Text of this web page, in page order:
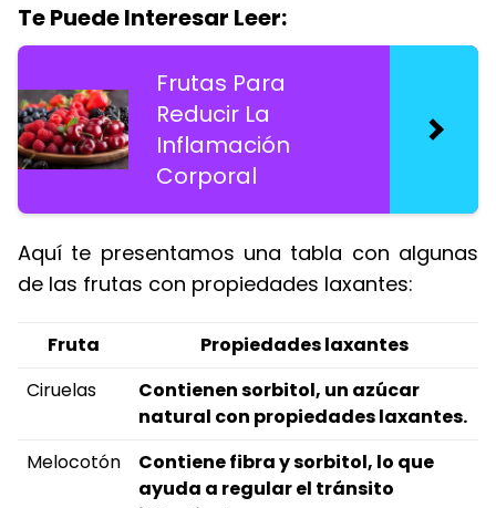
Te Puede Interesar Leer:
Frutas Para
Reducir La
Inflamación
Corporal
Aquí te presentamos una tabla con algunas
de las frutas con propiedades laxantes:
Fruta
Propiedades laxantes
Ciruelas
Contienen sorbitol, un azúcar
natural con propiedades laxantes.
Melocotón
Contiene fibra y sorbitol, lo que
ayuda a regular el tránsito